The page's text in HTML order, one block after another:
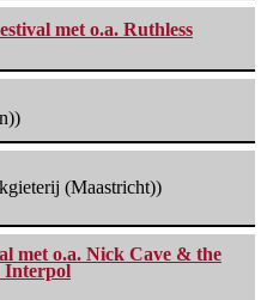
met o.a. Ruthless
(Maastricht))
met o.a. Nick Cave & the
Interpol